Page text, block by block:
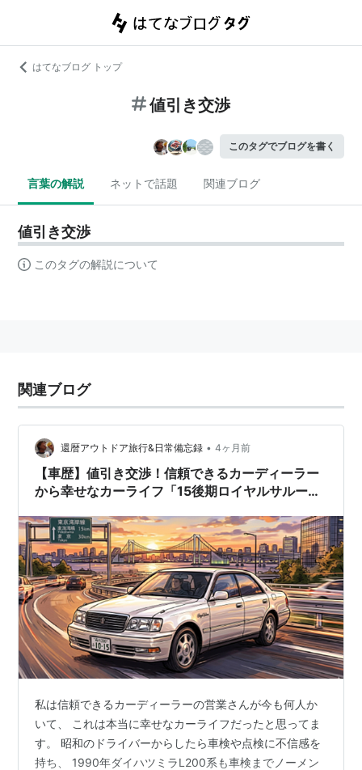
はてなブログ トップ
値引き交渉
このタグでブログを書く
言葉の解説 ネットで話題 関連ブログ
値引き交渉
このタグの解説について
関連ブログ
還暦アウトドア旅行&日常備忘録 • 4ヶ月前
【車歴】値引き交渉！信頼できるカーディーラー
から幸せなカーライフ「15後期ロイヤルサルー
私は信頼できるカーディーラーの営業さんが今も何人か
いて、 これは本当に幸せなカーライフだったと思ってま
す。 昭和のドライバーからしたら車検や点検に不信感を
持ち、 1990年ダイハツミラL200系も車検までノーメン